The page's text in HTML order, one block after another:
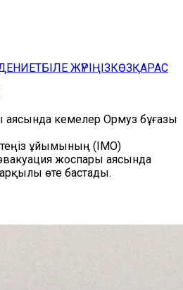
БІЛЕ ЖҮРІҢІЗКӨЗҚАРАС
аясында кемелер Ормуз бұғазы
ұйымының (IMO)
жоспары аясында
өте бастады.